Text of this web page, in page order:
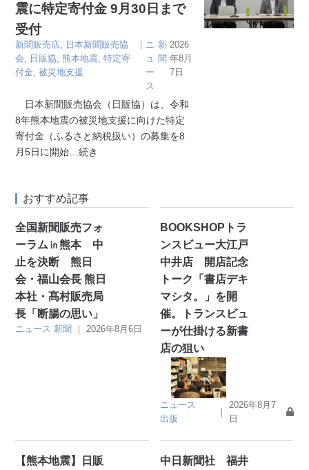
震に特定寄付金 9月30日まで
受付
新聞販売店
日本新聞販売協
会
日販協 熊本地震 ,特定寄
付金 ,被災地支援
｜ ニ
ュ
ー
ス
新
聞
2026
年8月
7日
日本新聞販売協会（日販協）は、令和
8年熊本地震の被災地支援に向けた特定
寄付金（ふるさと納税扱い）の募集を8
月5日に開始 …続き
おすすめ記事
全国新聞販売フォ
ーラム㏌熊本 中
止を決断 熊日
会・福山会長 熊日
本社・髙村販売局
長「断腸の思い」
ニュース 新聞 ｜ 2026年8月6日
BOOKSHOPトラ
ンスビュー大江戸
中井店 開店記念
トーク「書店デキ
マシタ。」を開
催。トランスビュ
ーが仕掛ける新書
店の狙い
ニュース
出版
｜
2026年8月7
日
【熊本地震】日販
中日新聞社 福井